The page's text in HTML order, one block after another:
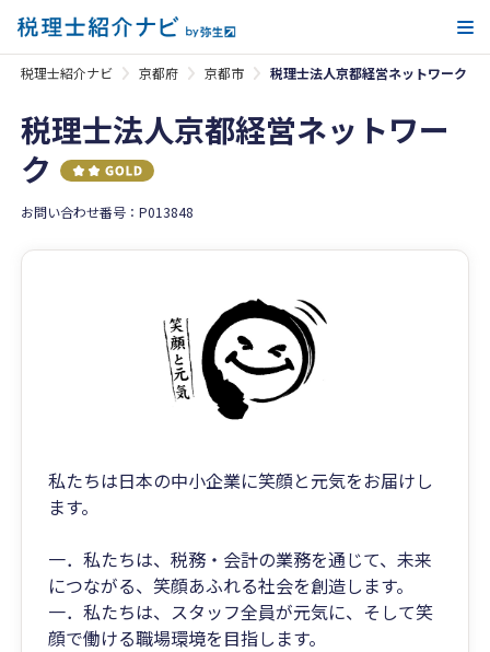
税理士紹介ナビ 京都府 京都市 税理士法人京都経営ネットワーク
税理士法人京都経営ネットワー
ク
お問い合わせ番号：P013848
私たちは日本の中小企業に笑顔と元気をお届けし
ます。
一．私たちは、税務・会計の業務を通じて、未来
につながる、笑顔あふれる社会を創造します。
一．私たちは、スタッフ全員が元気に、そして笑
顔で働ける職場環境を目指します。